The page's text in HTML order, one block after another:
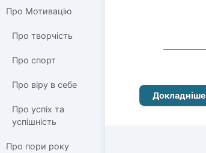
Про Мотивацію
Про творчість
Про спорт
Про віру в себе
Про успіх та
успішність
Про пори року
Докладніше